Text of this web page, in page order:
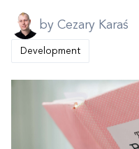
by Cezary Karaś
Development